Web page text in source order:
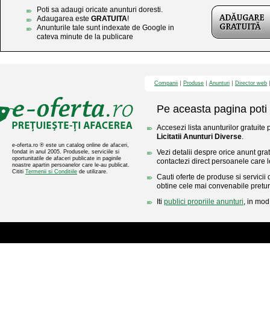
Poti sa adaugi oricate anunturi doresti.
Adaugarea este GRATUITA!
Anunturile tale sunt indexate de Google in
cateva minute de la publicare
e-oferta.ro ® este un catalog online de afaceri,
fondat in anul 2005. Produsele, serviciile si
oportunitatile de afaceri publicate in paginile
noastre apartin persoanelor care le-au publicat.
Cititi Termenii si Conditiile de utilizare.
Companii Produse Anunturi Director web
Pe aceasta pagina poti
Accesezi lista anunturilor gratuite
Licitatii Anunturi Diverse.
Vezi detalii despre orice anunt
contactezi direct persoanele care
Cauti oferte de produse si servicii
obtine cele mai convenabile
Iti publici propriile anunturi, in